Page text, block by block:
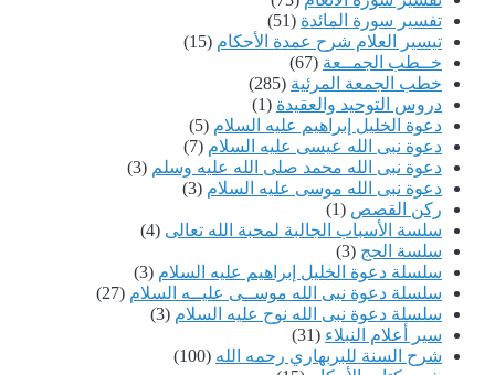
تفسير سورة المائدة (51)
تيسير العلام شرح عمدة الأحكام (15)
خــطب الجمــعة (67)
خطب الجمعة المرئية (285)
دروس التوحيد والعقيدة (1)
دعوة الخليل إبراهيم عليه السلام (5)
دعوة نبى الله عيسى عليه السلام (7)
دعوة نبى الله محمد صلى الله عليه وسلم (3)
دعوة نبى الله موسى عليه السلام (3)
ركن القصص (1)
سلسة الأسباب الجالبة لمحبة الله تعالى (4)
سلسة الحج (3)
سلسلة دعوة الخليل إبراهيم عليه السلام (3)
سلسلة دعوة نبى الله موســى عليــه السلام (27)
سلسلة دعوة نبى الله نوح عليه السلام (3)
سير أعلام النبلاء (31)
شرح السنة للبربهاري رحمه الله (100)